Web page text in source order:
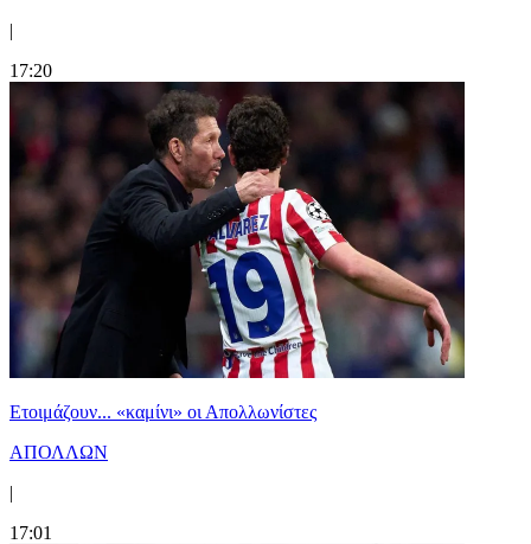
|
17:20
Ετοιμάζουν... «καμίνι» οι Απολλωνίστες
ΑΠΟΛΛΩΝ
|
17:01